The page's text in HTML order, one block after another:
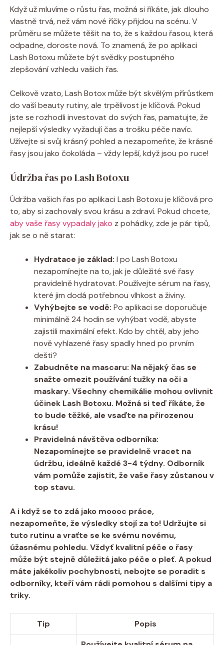
Když už mluvíme o růstu řas, možná si říkáte, jak dlouho
vlastně trvá, než vám nové říčky přijdou na scénu. V
průměru se můžete těšit na to, že s každou řasou, která
odpadne, doroste nová. To znamená, že po aplikaci
Lash Botoxu můžete být svědky postupného
zlepšování vzhledu vašich řas.
Celkově vzato, Lash Botox může být skvělým přírůstkem
do vaší beauty rutiny, ale trpělivost je klíčová. Pokud
jste se rozhodli investovat do svých řas, pamatujte, že
nejlepší výsledky vyžadují čas a trošku péče navíc.
Užívejte si svůj krásný pohled a nezapomeňte, že krásné
řasy jsou jako čokoláda – vždy lepší, když jsou po ruce!
Údržba řas po Lash Botoxu
Údržba vašich řas po aplikaci Lash Botoxu je klíčová pro
to, aby si zachovaly svou krásu a zdraví. Pokud chcete,
aby vaše řasy vypadaly jako z pohádky, zde je pár tipů,
jak se o ně starat:
Hydratace je základ: I po Lash Botoxu
nezapomínejte na to, jak je důležité své řasy
pravidelně hydratovat. Používejte sérum na řasy,
které jim dodá potřebnou vlhkost a živiny.
Vyhýbejte se vodě: Po aplikaci se doporučuje
minimálně 24 hodin se vyhýbat vodě, abyste
zajistili maximální efekt. Kdo by chtěl, aby jeho
nově vyhlazené řasy spadly hned po prvním
dešti?
Zabudněte na mascaru: Na nějaký čas se
snažte omezit používání tužky na oči a
maskary. Všechny chemikálie mohou ovlivnit
účinek Lash Botoxu. Možná si teď říkáte, že
to bude těžké, ale vsaďte na přirozenou
krásu!
Pravidelná návštěva odborníka:
Nezapomínejte se pravidelně vracet na
údržbu, ideálně každé 3-4 týdny. Odborník
vám pomůže zajistit, že vaše řasy zůstanou v
top stavu.
A i když se to zdá jako moooc práce,
nezapomeňte, že výsledky stojí za to! Udržujte si
tuto rutinu a vraťte se ke svému novému,
úžasnému pohledu. Vždyť kvalitní péče o řasy
může být stejně důležitá jako péče o pleť. A pokud
máte jakékoliv pochybnosti, nebojte se poradit s
odborníky, kteří vám rádi pomohou s dalšími tipy a
triky.
Tip Popis